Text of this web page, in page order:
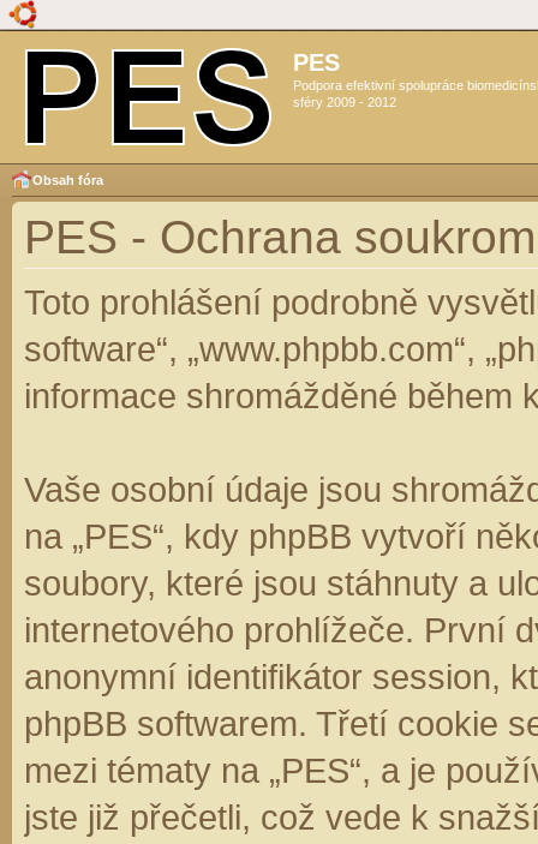
PES
Podpora efektivní spolupráce
sféry 2009 - 2012
Obsah fóra
PES - Ochrana
Toto prohlášení podrobně
software“, „www.phpbb.com“,
informace shromážděné během
Vaše osobní údaje jsou
na „PES“, kdy phpBB vytvoří
soubory, které jsou stáhnuty a
internetového prohlížeče. První
anonymní identifikátor session,
phpBB softwarem. Třetí cookie
mezi tématy na „PES“, a je
jste již přečetli, což vede k